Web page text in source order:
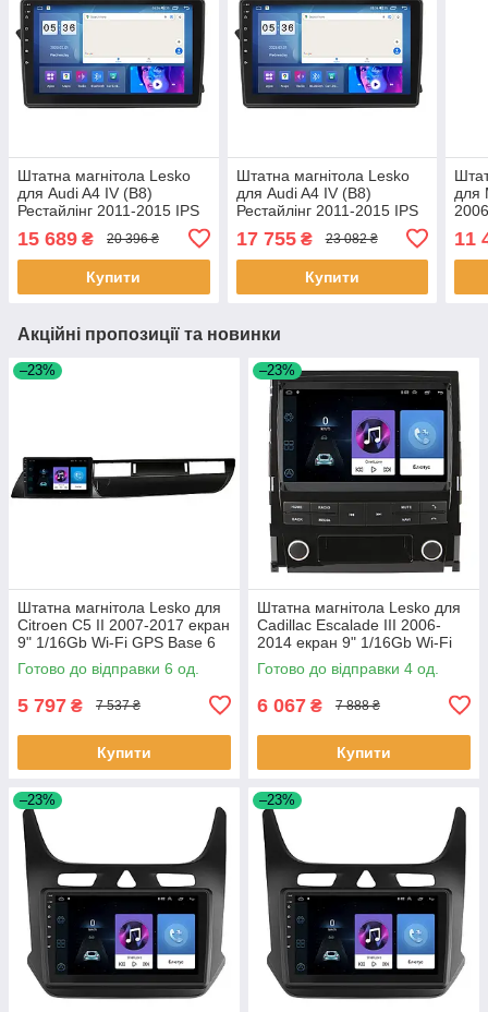
Штатна магнітола Lesko
для Audi A4 IV (B8)
Рестайлінг 2011-2015 IPS
9" 2/32Gb CarPlay 4G Wi-
Fi GPS Prime 2 шт.
15 689 ₴ 20 396 ₴
Купити
Штатна магнітола Lesko
для Audi A4 IV (B8)
Рестайлінг 2011-2015 IPS
9" 4/64Gb CarPlay 4G Wi-
Fi GPS Prime 2 шт.
17 755₴ 23 082 ₴
Купити
для
11
Акційні пропозиції та новинки
–23%
Штатна магнітола Lesko для
Citroen C5 II 2007-2017 екран
9" 1/16Gb Wi-Fi GPS Base 6
шт.
Готово до відправки 6 од.
5 797 ₴ 7 537 ₴
Купити
–23%
Штатна магнітола Lesko для
Cadillac Escalade III 2006-
2014 екран 9" 1/16Gb Wi-Fi
GPS Base Каміллак 4 шт.
Готово до відправки 4 од.
6 067 ₴ 7 888 ₴
Купити
–23% –23%